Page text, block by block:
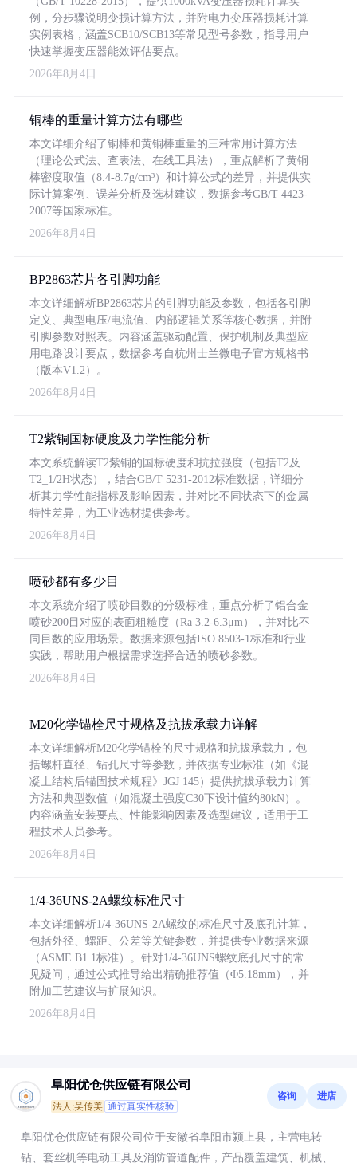
例，分步骤说明变损计算方法，并附电力变压器损耗计算
实例表格，涵盖SCB10/SCB13等常见型号参数，指导用户
快速掌握变压器能效评估要点。
2026年8月4日
铜棒的重量计算方法有哪些
本文详细介绍了铜棒和黄铜棒重量的三种常用计算方法
（理论公式法、查表法、在线工具法），重点解析了黄铜
棒密度取值（8.4-8.7g/cm³）和计算公式的差异，并提供实
际计算案例、误差分析及选材建议，数据参考GB/T 4423-
2007等国家标准。
2026年8月4日
BP2863芯片各引脚功能
本文详细解析BP2863芯片的引脚功能及参数，包括各引脚
定义、典型电压/电流值、内部逻辑关系等核心数据，并附
引脚参数对照表。内容涵盖驱动配置、保护机制及典型应
用电路设计要点，数据参考自杭州士兰微电子官方规格书
（版本V1.2）。
2026年8月4日
T2紫铜国标硬度及力学性能分析
本文系统解读T2紫铜的国标硬度和抗拉强度（包括T2及
T2_1/2H状态），结合GB/T 5231-2012标准数据，详细分
析其力学性能指标及影响因素，并对比不同状态下的金属
特性差异，为工业选材提供参考。
2026年8月4日
喷砂都有多少目
本文系统介绍了喷砂目数的分级标准，重点分析了铝合金
喷砂200目对应的表面粗糙度（Ra 3.2-6.3μm），并对比不
同目数的应用场景。数据来源包括ISO 8503-1标准和行业
实践，帮助用户根据需求选择合适的喷砂参数。
2026年8月4日
M20化学锚栓尺寸规格及抗拔承载力详解
本文详细解析M20化学锚栓的尺寸规格和抗拔承载力，包
括螺杆直径、钻孔尺寸等参数，并依据专业标准（如《混
凝土结构后锚固技术规程》JGJ 145）提供抗拔承载力计算
方法和典型数值（如混凝土强度C30下设计值约80kN）。
内容涵盖安装要点、性能影响因素及选型建议，适用于工
程技术人员参考。
2026年8月4日
1/4-36UNS-2A螺纹标准尺寸
本文详细解析1/4-36UNS-2A螺纹的标准尺寸及底孔计算，
包括外径、螺距、公差等关键参数，并提供专业数据来源
（ASME B1.1标准）。针对1/4-36UNS螺纹底孔尺寸的常
见疑问，通过公式推导给出精确推荐值（Φ5.18mm），并
附加工艺建议与扩展知识。
2026年8月4日
阜阳优仓供应链有限公司
法人:吴传美 通过真实性核验
咨询 进店
阜阳优仓供应链有限公司位于安徽省阜阳市颍上县，主营电转
钻、套丝机等电动工具及消防管道配件，产品覆盖建筑、机械、